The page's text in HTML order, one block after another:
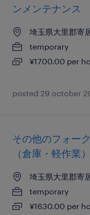
ンメンテナンス
埼玉県大里郡寄
temporary
¥1700.00 per
posted 29 october
その他のフォー
（倉庫・軽作業
埼玉県大里郡寄
temporary
¥1630.00 per